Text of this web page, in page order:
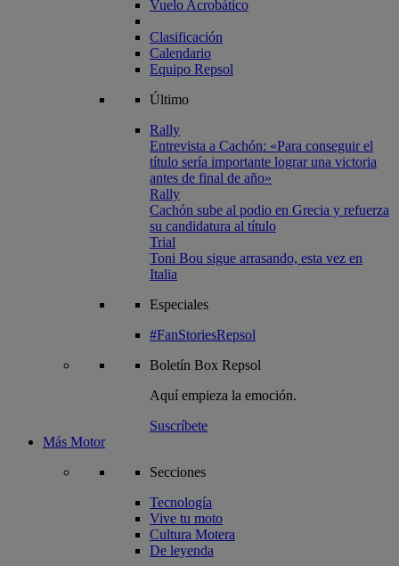
Vuelo Acrobático
Clasificación
Calendario
Equipo Repsol
Último
Rally
Entrevista a Cachón: «Para conseguir el
título sería importante lograr una victoria
antes de final de año»
Rally
Cachón sube al podio en Grecia y refuerza
su candidatura al título
Trial
Toni Bou sigue arrasando, esta vez en
Italia
Especiales
#FanStoriesRepsol
Boletín Box Repsol
Aquí empieza la emoción.
Suscríbete
Más Motor
Secciones
Tecnología
Vive tu moto
Cultura Motera
De leyenda